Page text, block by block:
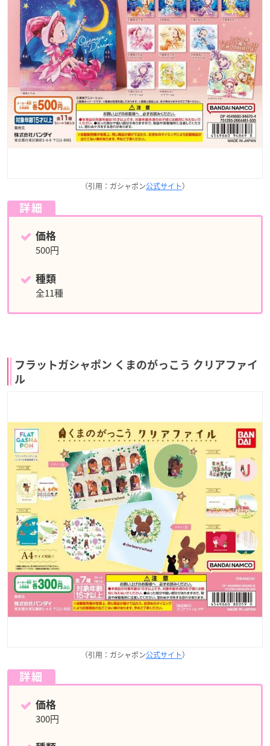
（引用：ガシャポン公式サイト）
詳細
価格
500円
種類
全11種
フラットガシャポン くまのがっこう クリアファイ
ル
（引用：ガシャポン公式サイト）
詳細
価格
300円